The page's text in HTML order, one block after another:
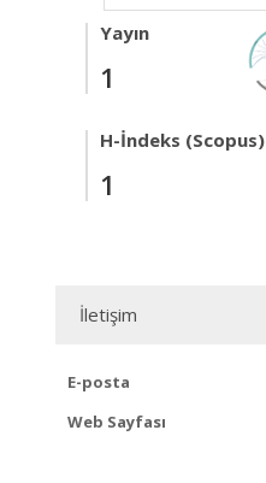
Yayın
1
H-İndeks (Scopus)
1
İletişim
E-posta
Web Sayfası